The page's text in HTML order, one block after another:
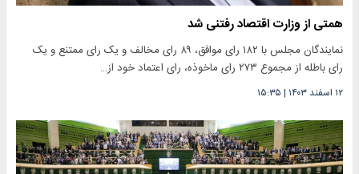
همتی از وزارت اقتصاد رفتنی شد
نمایندگان مجلس با ۱۸۲ رای موافق، ۸۹ رای مخالف و یک رای ممتنع و یک
رای باطله از مجموع ۲۷۳ رای ماخوذه، رای اعتماد خود از…
۱۲ اسفند ۱۴۰۳ | ۱۵:۳۵